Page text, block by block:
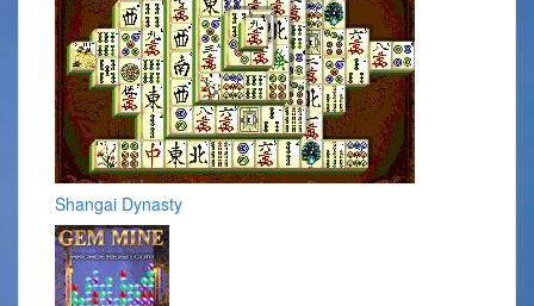
Shangai Dynasty